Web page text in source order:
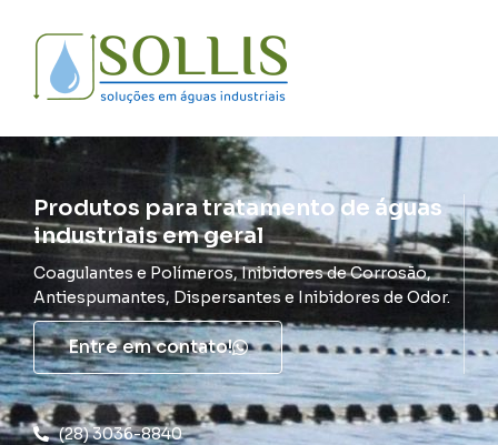
Produtos para tratamento de águas
industriais em geral
Coagulantes e Polímeros, Inibidores de Corrosão,
Antiespumantes, Dispersantes e Inibidores de Odor.
Entre em contato!
(28) 3036-8840